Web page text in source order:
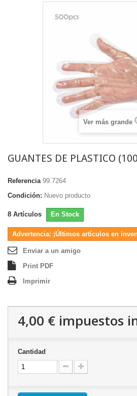
Ver más grande
GUANTES DE PLASTICO
Referencia 99.7264
Condición: Nuevo producto
8 Artículos En Stock
Advertencia: ¡Últimos artículos en
Enviar a un amigo
Print PDF
Imprimir
4,00 € impuestos
Cantidad